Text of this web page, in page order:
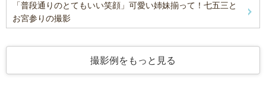
「普段通りのとてもいい笑顔」可愛い姉妹揃って！七五三と
お宮参りの撮影
撮影例をもっと見る